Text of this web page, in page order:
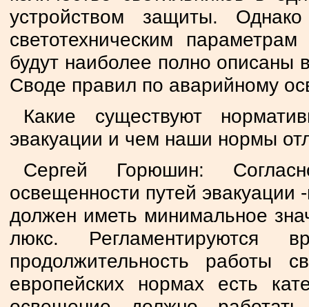
устройством защиты.
светотехническим
будут наиболее полно
Своде правил по аварийному
Какие существуют
эвакуации и чем наши нормы
Сергей Горюшин:
освещенности путей эвакуации
должен иметь минимальное
люкс. Регламентируются
продолжительность работы
европейских нормах есть